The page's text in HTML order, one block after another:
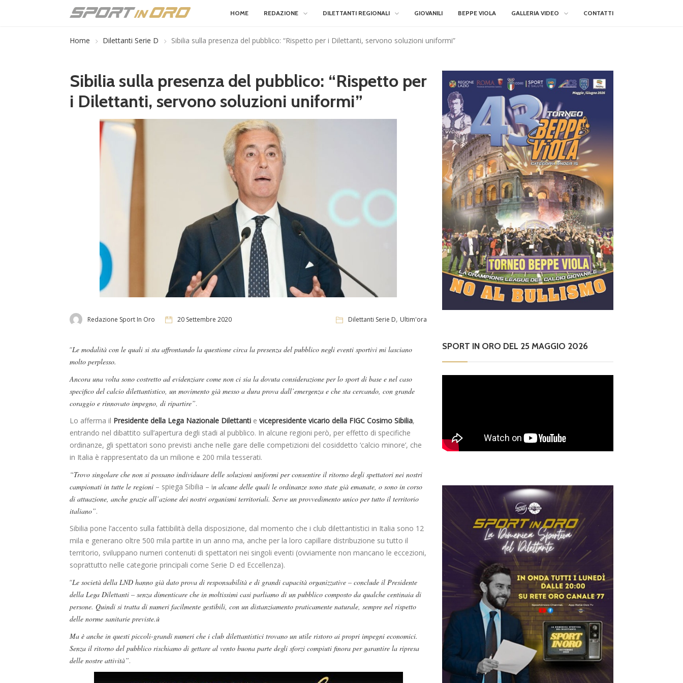
HOME REDAZIONE DILETTANTI REGIONALI GIOVANILI BEPPE VIOLA GALLERIA VIDEO CONTATTI
Home Dilettanti Serie D Sibilia sulla presenza del pubblico: “Rispetto per i Dilettanti, servono soluzioni uniformi”
Sibilia sulla presenza del pubblico: “Rispetto per
i Dilettanti, servono soluzioni uniformi”
Redazione Sport In Oro 20 Settembre 2020 Dilettanti Serie D, Ultim'ora
“Le modalità con le quali si sta affrontando la questione circa la presenza del pubblico negli eventi sportivi mi lasciano
molto perplesso.
Ancora una volta sono costretto ad evidenziare come non ci sia la dovuta considerazione per lo sport di base e nel caso
specifico del calcio dilettantistico, un movimento già messo a dura prova dall’emergenza e che sta cercando, con grande
coraggio e rinnovato impegno, di ripartire”.
Lo afferma il Presidente della Lega Nazionale Dilettanti e vicepresidente vicario della FIGC Cosimo Sibilia,
entrando nel dibattito sull’apertura degli stadi al pubblico. In alcune regioni però, per effetto di specifiche
ordinanze, gli spettatori sono previsti anche nelle gare delle competizioni del cosiddetto ‘calcio minore’, che
in Italia è rappresentato da un milione e 200 mila tesserati.
“Trovo singolare che non si possano individuare delle soluzioni uniformi per consentire il ritorno degli spettatori nei nostri
campionati in tutte le regioni – spiega Sibilia – in alcune delle quali le ordinanze sono state già emanate, o sono in corso
di attuazione, anche grazie all’azione dei nostri organismi territoriali. Serve un provvedimento unico per tutto il territorio
italiano”.
Sibilia pone l’accento sulla fattibilità della disposizione, dal momento che i club dilettantistici in Italia sono 12
mila e generano oltre 500 mila partite in un anno ma, anche per la loro capillare distribuzione su tutto il
territorio, sviluppano numeri contenuti di spettatori nei singoli eventi (ovviamente non mancano le eccezioni,
soprattutto nelle categorie principali come Serie D ed Eccellenza).
“Le società della LND hanno già dato prova di responsabilità e di grandi capacità organizzative – conclude il Presidente
della Lega Dilettanti – senza dimenticare che in moltissimi casi parliamo di un pubblico composto da qualche centinaia di
persone. Quindi si tratta di numeri facilmente gestibili, con un distanziamento praticamente naturale, sempre nel rispetto
delle norme sanitarie previste.ù
Ma è anche in questi piccoli-grandi numeri che i club dilettantistici trovano un utile ristoro ai propri impegni economici.
Senza il ritorno del pubblico rischiamo di gettare al vento buona parte degli sforzi compiuti finora per garantire la ripresa
delle nostre attività”.
SPORT IN ORO DEL 25 MAGGIO 2026